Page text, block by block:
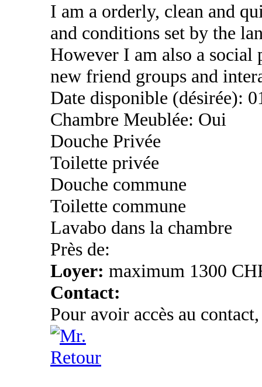
I am a orderly, clean and
and conditions set by the
However I am also a
new friend groups and
Date disponible (désirée):
Chambre Meublée: Oui
Douche Privée
Toilette privée
Douche commune
Toilette commune
Lavabo dans la chambre
Près de:
Loyer: maximum 1300
Contact:
Pour avoir accès au
Retour